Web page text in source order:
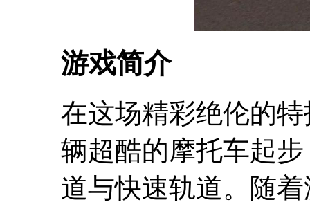
游戏简介
在这场精彩绝伦的
辆超酷的摩托车起
道与快速轨道。随